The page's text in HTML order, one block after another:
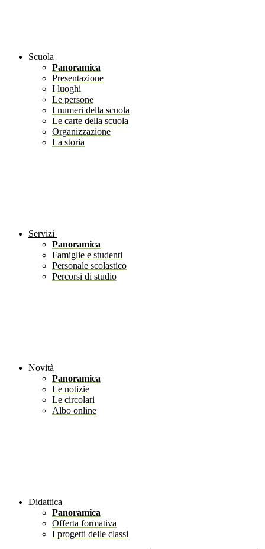
Scuola
Panoramica
Presentazione
I luoghi
Le persone
I numeri della scuola
Le carte della scuola
Organizzazione
La storia
Servizi
Panoramica
Famiglie e studenti
Personale scolastico
Percorsi di studio
Novità
Panoramica
Le notizie
Le circolari
Albo online
Didattica
Panoramica
Offerta formativa
I progetti delle classi